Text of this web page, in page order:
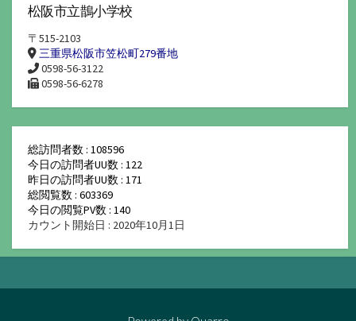
松阪市立鵲小学校
〒515-2103
三重県松阪市笠松町279番地
0598-56-3122
0598-56-6278
総訪問者数 : 108596
今日の訪問者UU数 : 122
昨日の訪問者UU数 : 171
総閲覧数 : 603369
今日の閲覧PV数 : 140
カウント開始日 : 2020年10月1日